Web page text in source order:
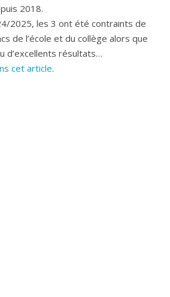
2018.
2025, les 3 ont été contraints de
de l’école et du collège alors que
d’excellents résultats…
cet article.